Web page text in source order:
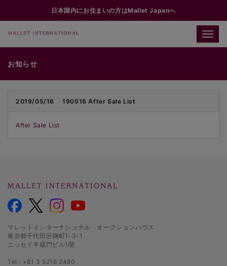
日本国内にお住まいの方はMallet Japanへ
Toggle
お知らせ
2019/05/16 190516 After Sale List
After Sale List
マレットインターナショナル オークションハウス
東京都千代田区麹町1-3-1
ニッセイ半蔵門ビル1階
Tel.: +81 3 5216 2480